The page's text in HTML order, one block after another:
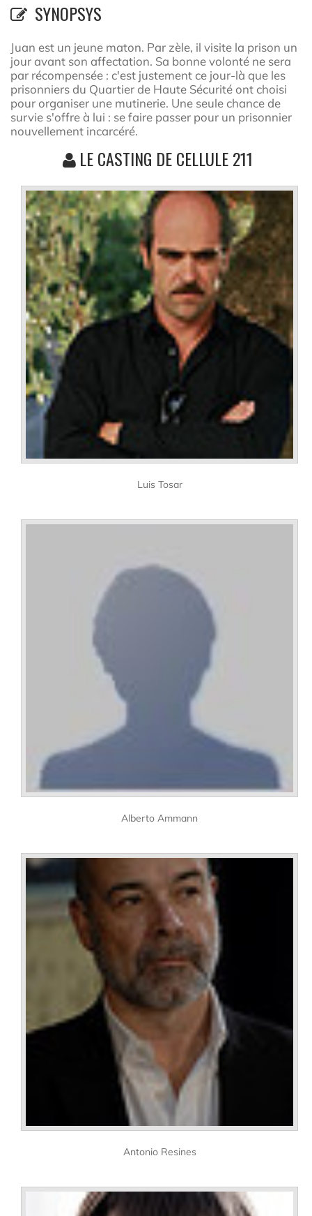
SYNOPSYS
Juan est un jeune maton. Par zèle, il visite la prison un
jour avant son affectation. Sa bonne volonté ne sera
par récompensée : c'est justement ce jour-là que les
prisonniers du Quartier de Haute Sécurité ont choisi
pour organiser une mutinerie. Une seule chance de
survie s'offre à lui : se faire passer pour un prisonnier
nouvellement incarcéré.
LE CASTING DE CELLULE 211
Luis Tosar
Alberto Ammann
Antonio Resines